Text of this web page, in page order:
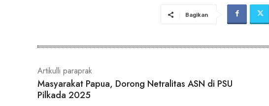
Bagikan
Artikulli paraprak
Masyarakat Papua, Dorong Netralitas ASN di PSU
Pilkada 2025